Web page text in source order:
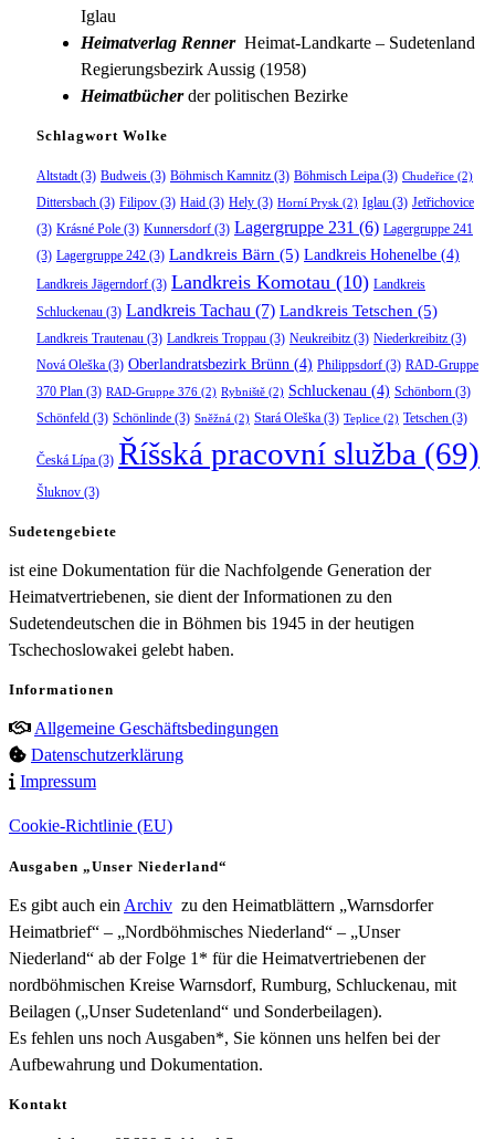
Iglau
Heimatverlag Renner Heimat-Landkarte – Sudetenland
Regierungsbezirk Aussig (1958)
Heimatbücherder politischen Bezirke
Schlagwort Wolke
Altstadt(3) Budweis (3) Böhmisch Kamnitz (3) Böhmisch Leipa (3) Chudeřice (2)
Dittersbach (3) Filipov (3) Haid (3) Hely (3) Horní Prysk (2) Iglau (3) Jetřichovice
(3) Krásné Pole (3) Kunnersdorf (3) Lagergruppe 231 (6) Lagergruppe 241
(3) Lagergruppe 242 (3) Landkreis Bärn (5) Landkreis Hohenelbe (4)
Landkreis Jägerndorf (3) Landkreis Komotau (10) Landkreis
Schluckenau (3) Landkreis Tachau (7) Landkreis Tetschen (5)
Landkreis Trautenau (3) Landkreis Troppau (3) Neukreibitz (3) Niederkreibitz (3)
Nová Oleška (3) Oberlandratsbezirk Brünn (4) Philippsdorf (3) RAD-Gruppe
370 Plan (3) RAD-Gruppe 376 (2) Rybniště (2) Schluckenau (4) Schönborn (3)
Schönfeld (3) Schönlinde (3) Sněžná (2) Stará Oleška (3) Teplice (2) Tetschen (3)
Česká Lípa (3) Říšská pracovní služba (69)
Šluknov (3)
Sudetengebiete
ist eine Dokumentation für die Nachfolgende Generation der
Heimatvertriebenen, sie dient der Informationen zu den
Sudetendeutschen die in Böhmen bis 1945 in der heutigen
Tschechoslowakei gelebt haben.
Informationen
Allgemeine Geschäftsbedingungen
Datenschutzerklärung
Impressum
Cookie-Richtlinie (EU)
Ausgaben „Unser Niederland“
Es gibt auch ein Archiv zu den Heimatblättern „Warnsdorfer
Heimatbrief“ – „Nordböhmisches Niederland“ – „Unser
Niederland“ ab der Folge 1* für die Heimatvertriebenen der
nordböhmischen Kreise Warnsdorf, Rumburg, Schluckenau, mit
Beilagen („Unser Sudetenland“ und Sonderbeilagen).
Es fehlen uns noch Ausgaben*, Sie können uns helfen bei der
Aufbewahrung und Dokumentation.
Kontakt